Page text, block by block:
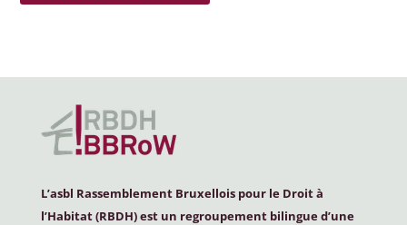
L’asbl Rassemblement Bruxellois pour le Droit à
l’Habitat (RBDH) est un regroupement bilingue d’une